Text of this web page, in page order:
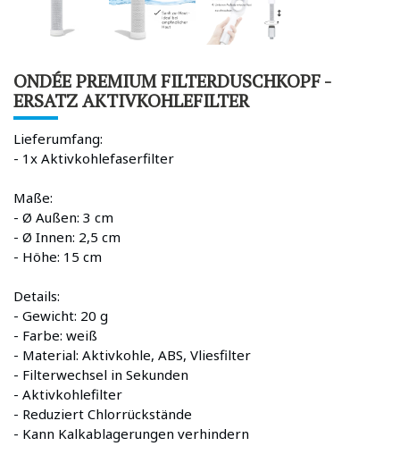
ONDÉE PREMIUM FILTERDUSCHKOPF -
ERSATZ AKTIVKOHLEFILTER
Lieferumfang:
- 1x Aktivkohlefaserfilter
Maße:
- Ø Außen: 3 cm
- Ø Innen: 2,5 cm
- Höhe: 15 cm
Details:
- Gewicht: 20 g
- Farbe: weiß
- Material: Aktivkohle, ABS, Vliesfilter
- Filterwechsel in Sekunden
- Aktivkohlefilter
- Reduziert Chlorrückstände
- Kann Kalkablagerungen verhindern